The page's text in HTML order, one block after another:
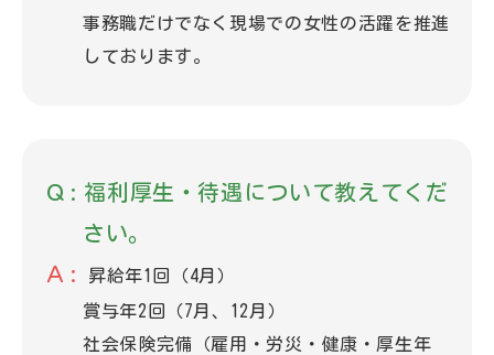
事務職だけでなく現場での女性の活躍を推進
しております。
福利厚生・待遇について教えてくだ
さい。
昇給年1回（4月）
賞与年2回（7月、12月）
社会保険完備（雇用・労災・健康・厚生年